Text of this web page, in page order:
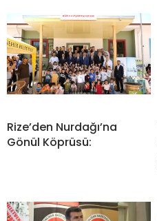
Rize’den Nurdağı’na
Gönül Köprüsü: